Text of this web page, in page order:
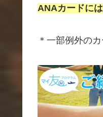
ANAカードには
＊一部例外の